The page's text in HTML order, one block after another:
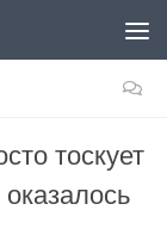
тоскует